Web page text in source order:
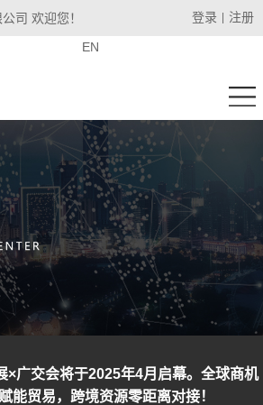
司 欢迎您！ 登录 注册
EN
×广交会将于2025年4月启幕。全球商机
能贸易，跨境资源零距离对接！